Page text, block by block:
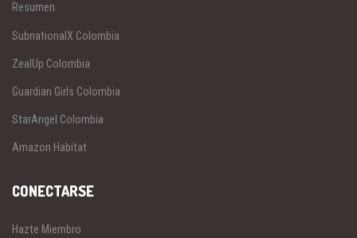
Resumen
SubnationalX Colombia
ZealUp Colombia
Guardian Girls Colombia
StarAngel Colombia
Amazon Habitat
CONECTARSE
Hazte Miembro